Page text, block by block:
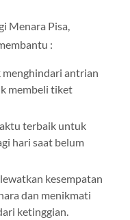
Menara Pisa,
:
antrian
membeli tiket
terbaik untuk
hari saat belum
kesempatan
dan menikmati
ketinggian.